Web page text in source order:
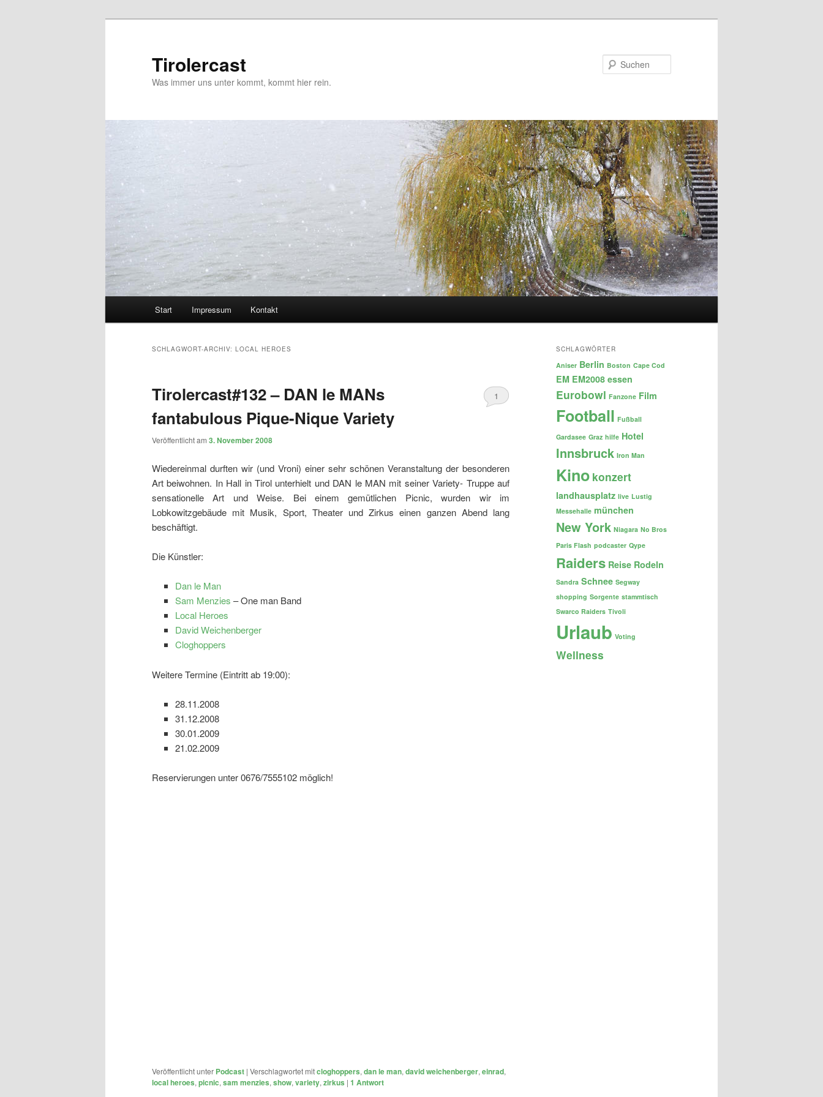
Tirolercast
Was immer uns unter kommt, kommt hier rein.
Start Impressum Kontakt
SCHLAGWORT-ARCHIV: LOCAL HEROES
Tirolercast#132 – DAN le MANs
fantabulous Pique-Nique Variety
Veröffentlicht am 3. November 2008
1
Wiedereinmal durften wir (und Vroni) einer sehr schönen Veranstaltung der besonderen
Art beiwohnen. In Hall in Tirol unterhielt und DAN le MAN mit seiner Variety- Truppe auf
sensationelle Art und Weise. Bei einem gemütlichen Picnic, wurden wir im
Lobkowitzgebäude mit Musik, Sport, Theater und Zirkus einen ganzen Abend lang
beschäftigt.
Die Künstler:
Dan le Man
Sam Menzies – One man Band
Local Heroes
David Weichenberger
Cloghoppers
Weitere Termine (Eintritt ab 19:00):
28.11.2008
31.12.2008
30.01.2009
21.02.2009
Reservierungen unter 0676/7555102 möglich!
Veröffentlicht unter Podcast | Verschlagwortet mitcloghoppers, dan le man, david weichenberger, einrad,
local heroes, picnic, sam menzies, show, variety, zirkus | 1 Antwort
SCHLAGWÖRTER
Aniser Berlin Boston Cape Cod
EM EM2008 essen
Eurobowl Fanzone Film
Football Fußball
Gardasee Graz hilfe Hotel
Innsbruck Iron Man
Kino konzert
landhausplatz live Lustig
Messehalle münchen
New York Niagara No Bros
Paris Flash podcaster Qype
Raiders Reise Rodeln
Sandra Schnee Segway
shopping Sorgente stammtisch
Swarco Raiders Tivoli
Urlaub Voting
Wellness